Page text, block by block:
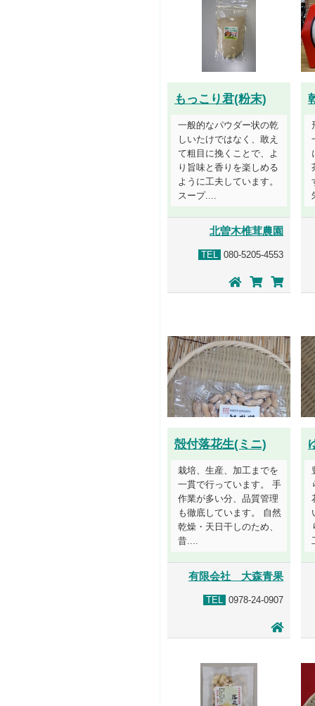
もっこり君(粉末)
一般的なパウダー状の乾
しいたけではなく、敢え
て粗目に挽くことで、よ
り旨味と香りを楽しめる
ように工夫しています。
スープ....
北曽木椎茸農園
TEL 080-5205-4553
殻付落花生(ミニ)
栽培、生産、加工までを
一貫で行っています。 手
作業が多い分、品質管理
も徹底しています。 自然
乾燥・天日干しのため、
昔....
有限会社 大森青果
TEL 0978-24-0907